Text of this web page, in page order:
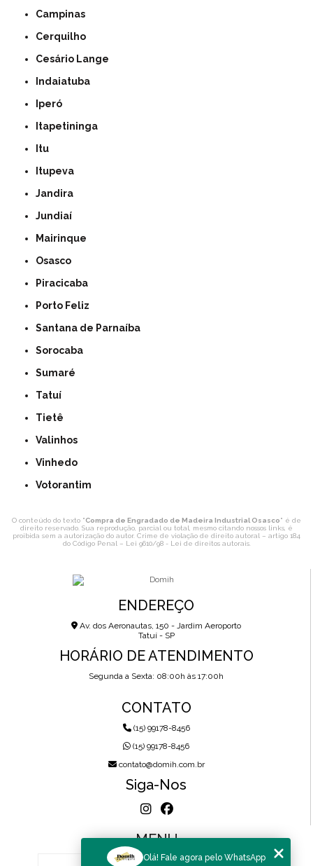
Campinas
Cerquilho
Cesário Lange
Indaiatuba
Iperó
Itapetininga
Itu
Itupeva
Jandira
Jundiaí
Mairinque
Osasco
Piracicaba
Porto Feliz
Santana de Parnaíba
Sorocaba
Sumaré
Tatuí
Tietê
Valinhos
Vinhedo
Votorantim
O conteúdo do texto "Compra de Engradado de Madeira Industrial Osasco" é de
direito reservado. Sua reprodução, parcial ou total, mesmo citando nossos links, é
proibida sem a autorização do autor. Crime de violação de direito autoral – artigo 184
do Código Penal – Lei 9610/98 - Lei de direitos autorais.
ENDEREÇO
Av. dos Aeronautas, 150 - Jardim Aeroporto
Tatuí - SP
HORÁRIO DE ATENDIMENTO
Segunda a Sexta: 08:00h às 17:00h
CONTATO
(15) 99178-8456
(15) 99178-8456
contato@domih.com.br
Siga-Nos
MENU
HOME
Olá! Fale agora pelo WhatsApp